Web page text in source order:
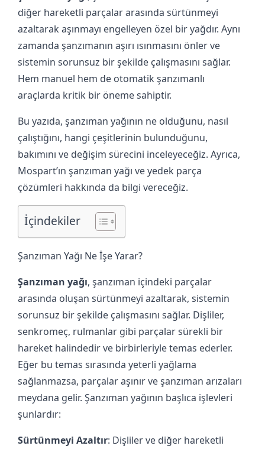
diğer hareketli parçalar arasında sürtünmeyi
azaltarak aşınmayı engelleyen özel bir yağdır. Aynı
zamanda şanzımanın aşırı ısınmasını önler ve
sistemin sorunsuz bir şekilde çalışmasını sağlar.
Hem manuel hem de otomatik şanzımanlı
araçlarda kritik bir öneme sahiptir.
Bu yazıda, şanzıman yağının ne olduğunu, nasıl
çalıştığını, hangi çeşitlerinin bulunduğunu,
bakımını ve değişim sürecini inceleyeceğiz. Ayrıca,
Mospart’ın şanzıman yağı ve yedek parça
çözümleri hakkında da bilgi vereceğiz.
İçindekiler
Şanzıman Yağı Ne İşe Yarar?
Şanzıman yağı, şanzıman içindeki parçalar
arasında oluşan sürtünmeyi azaltarak, sistemin
sorunsuz bir şekilde çalışmasını sağlar. Dişliler,
senkromeç, rulmanlar gibi parçalar sürekli bir
hareket halindedir ve birbirleriyle temas ederler.
Eğer bu temas sırasında yeterli yağlama
sağlanmazsa, parçalar aşınır ve şanzıman arızaları
meydana gelir. Şanzıman yağının başlıca işlevleri
şunlardır:
Sürtünmeyi Azaltır: Dişliler ve diğer hareketli